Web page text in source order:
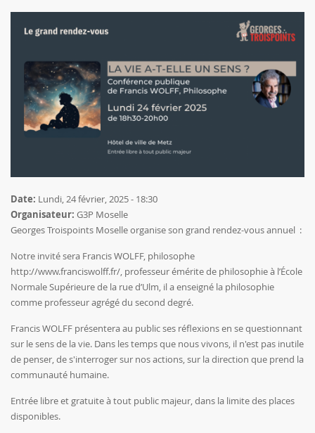
Date: Lundi, 24 février, 2025 - 18:30
Organisateur: G3P Moselle
Georges Troispoints Moselle organise son grand rendez-vous annuel :
Notre invité sera Francis WOLFF, philosophe
http://www.franciswolff.fr/, professeur émérite de philosophie à l’École
Normale Supérieure de la rue d’Ulm, il a enseigné la philosophie
comme professeur agrégé du second degré.
Francis WOLFF présentera au public ses réflexions en se questionnant
sur le sens de la vie. Dans les temps que nous vivons, il n'est pas inutile
de penser, de s'interroger sur nos actions, sur la direction que prend la
communauté humaine.
Entrée libre et gratuite à tout public majeur, dans la limite des places
disponibles.